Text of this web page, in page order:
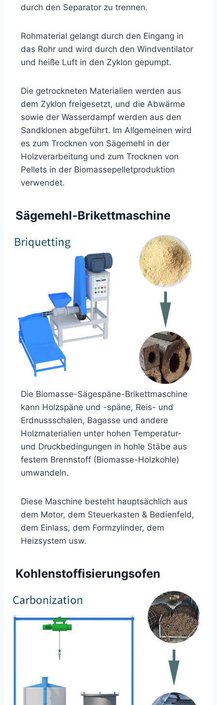
durch den Separator zu trennen.
Rohmaterial gelangt durch den Eingang in
das Rohr und wird durch den Windventilator
und heiße Luft in den Zyklon gepumpt.
Die getrockneten Materialien werden aus
dem Zyklon freigesetzt, und die Abwärme
sowie der Wasserdampf werden aus den
Sandklonen abgeführt. Im Allgemeinen wird
es zum Trocknen von Sägemehl in der
Holzverarbeitung und zum Trocknen von
Pellets in der Biomassepelletproduktion
verwendet.
Sägemehl-Brikettmaschine
Die Biomasse-Sägespäne-Brikettmaschine
kann Holzspäne und -späne, Reis- und
Erdnussschalen, Bagasse und andere
Holzmaterialien unter hohen Temperatur-
und Druckbedingungen in hohle Stäbe aus
festem Brennstoff (Biomasse-Holzkohle)
umwandeln.
Diese Maschine besteht hauptsächlich aus
dem Motor, dem Steuerkasten & Bedienfeld,
dem Einlass, dem Formzylinder, dem
Heizsystem usw.
Kohlenstoffisierungsofen